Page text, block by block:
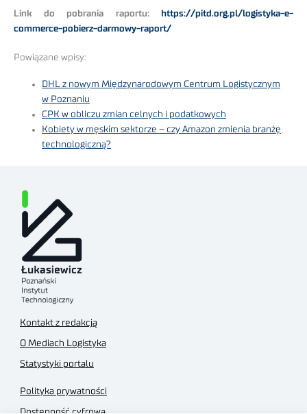
Link do pobrania raportu:
https://pitd.org.pl/logistyka-e-
commerce-pobierz-darmowy-raport/
Powiązane wpisy:
DHL z nowym Międzynarodowym Centrum Logistycznym
w Poznaniu
CPK w obliczu zmian celnych i podatkowych
Kobiety w męskim sektorze – czy Amazon zmienia branżę
technologiczną?
Kontakt z redakcją
O Mediach Logistyka
Statystyki portalu
Polityka prywatności